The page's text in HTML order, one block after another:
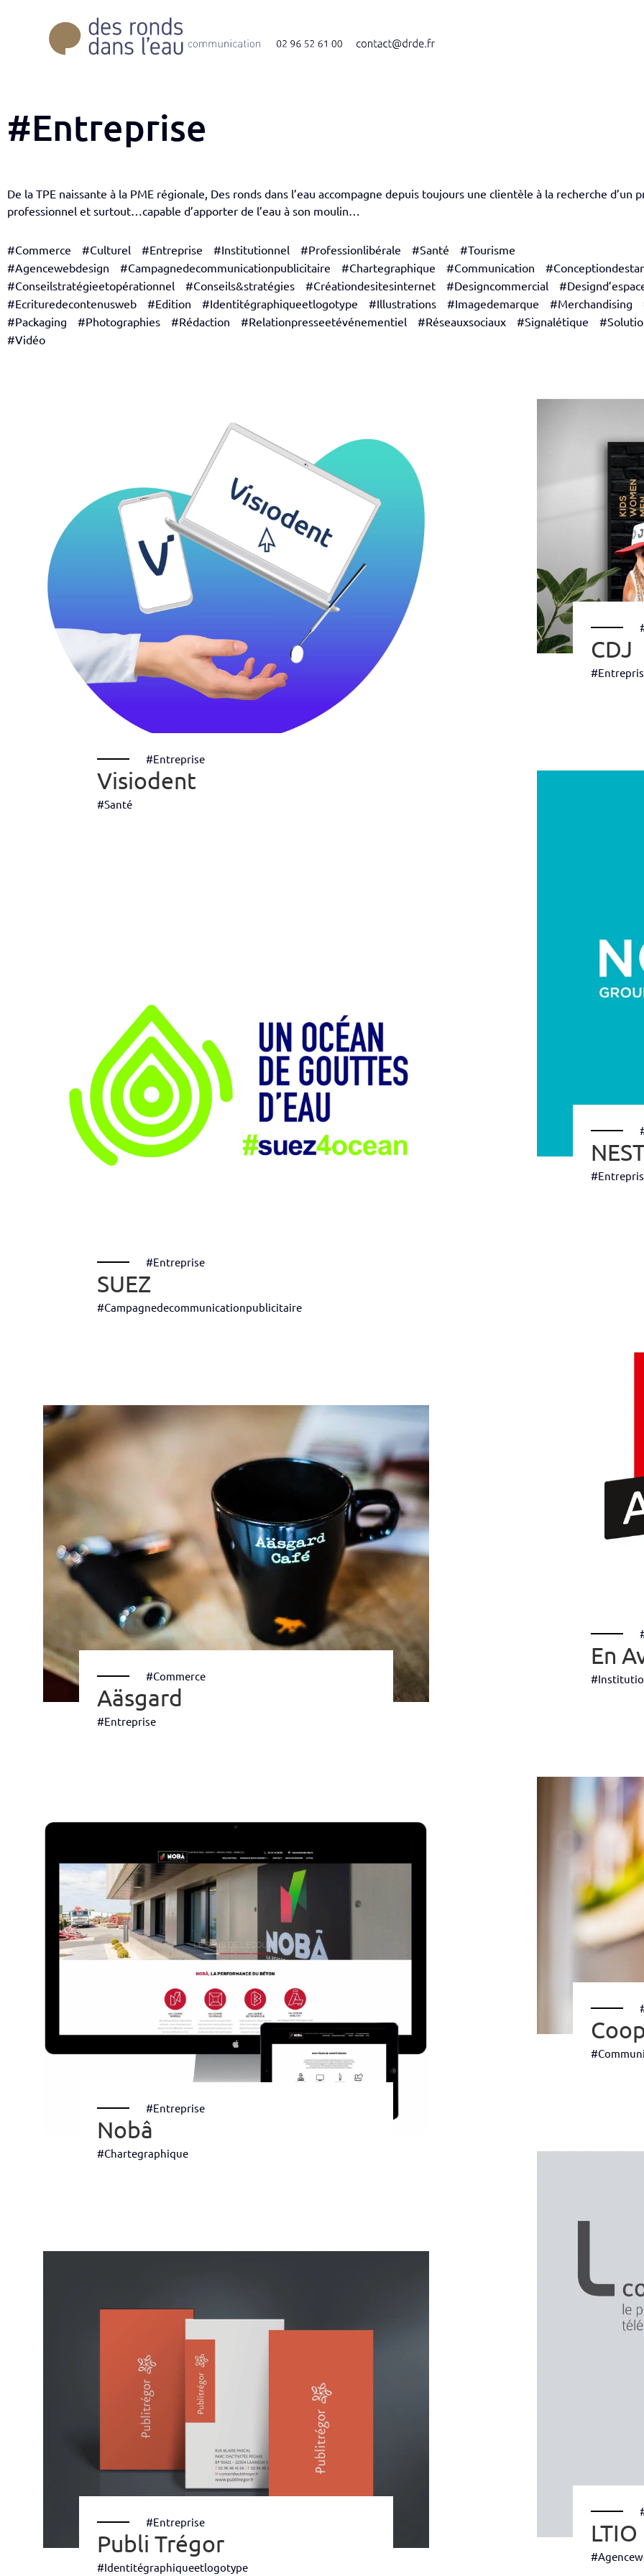
#Entreprise
De la TPE naissante à la PME régionale, Des ronds dans l’eau accompagne depuis toujours une clientèle à la recherche
professionnel et surtout…capable d’apporter de l’eau à son moulin…
#Commerce #Culturel #Entreprise #Institutionnel #Professionlibérale #Santé
#Tourisme
#Agencewebdesign
#Campagnedecommunicationpublicitaire #Chartegraphique #Communication
#Conseilstratégieetopérationnel
#Conseils&stratégies #Créationdesitesinternet #Designcommercial
#Ecrituredecontenusweb
#Edition #Identitégraphiqueetlogotype #Illustrations #Imagedemarque #Merchandising
#Packaging
#Photographies #Rédaction #Relationpresseetévénementiel #Réseauxsociaux #Signalétique
#Vidéo
#Entreprise
#Santé
Visiodent
CDJ
#Entreprise
#Campagnedecommunicationpublicitaire
SUEZ
En
#Commerce
#Entreprise
Aäsgard
#Entreprise
#Chartegraphique
Nobâ
LTIO
#Entreprise
#Identitégraphiqueetlogotype
Publi Trégor